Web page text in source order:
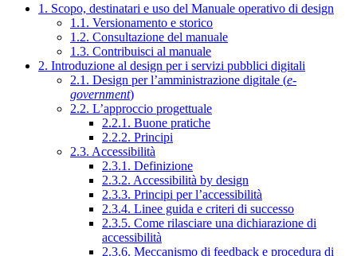
1. Scopo, destinatari e uso del Manuale operativo di design
1.1. Versionamento e storico
1.2. Consultazione del manuale
1.3. Contribuisci al manuale
2. Introduzione al design per i servizi pubblici digitali
2.1. Design per l’amministrazione digitale (e-
government)
2.2. L’approccio progettuale
2.2.1. Buone pratiche
2.2.2. Principi
2.3. Accessibilità
2.3.1. Definizione
2.3.2. Accessibilità by design
2.3.3. Principi per l’accessibilità
2.3.4. Linee guida e criteri di successo
2.3.5. Come rilasciare una dichiarazione di
accessibilità
2.3.6. Meccanismo di feedback e procedura di